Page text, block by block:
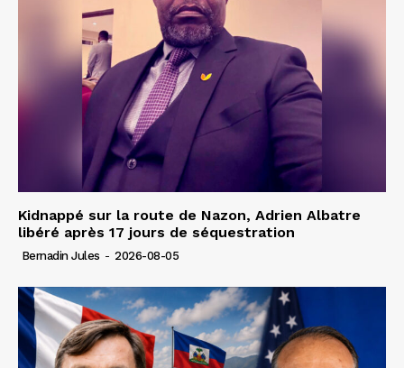
Kidnappé sur la route de Nazon, Adrien Albatre
libéré après 17 jours de séquestration
Bernadin Jules - 2026-08-05